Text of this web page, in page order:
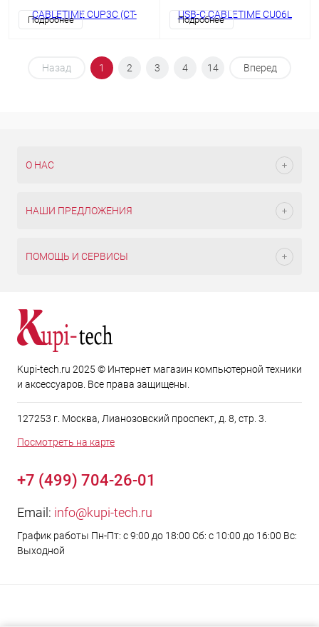
Подробнее
Plus Max
Подробнее
Назад 1 2 3 4 14 Вперед
О НАС
НАШИ ПРЕДЛОЖЕНИЯ
ПОМОЩЬ И СЕРВИСЫ
Kupi-tech.ru 2025 © Интернет магазин компьютерной техники
и аксессуаров. Все права защищены.
127253 г. Москва, Лианозовский проспект, д. 8, стр. 3.
Посмотреть на карте
+7 (499) 704-26-01
Email: info@kupi-tech.ru
График работы Пн-Пт: с 9:00 до 18:00 Сб: с 10:00 до 16:00 Вс:
Выходной